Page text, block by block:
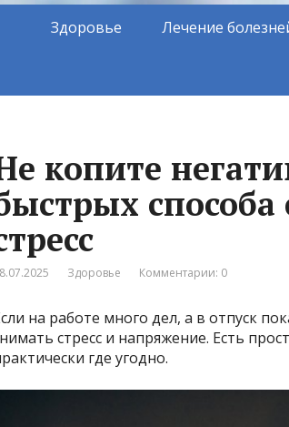
Здоровье Лечение
копите
Здоровье Комментарии: 0
на работе много дел, а в отпуск
стресс и напряжение. Есть
где угодно.